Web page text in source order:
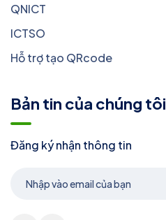
QNICT
ICTSO
Hỗ trợ tạo QRcode
Bản tin của chúng tôi
Đăng ký nhận thông tin